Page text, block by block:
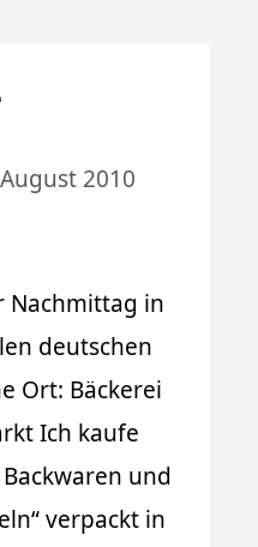
2010
Nachmittag in
deutschen
Ort: Bäckerei
Ich kaufe
und
verpackt in